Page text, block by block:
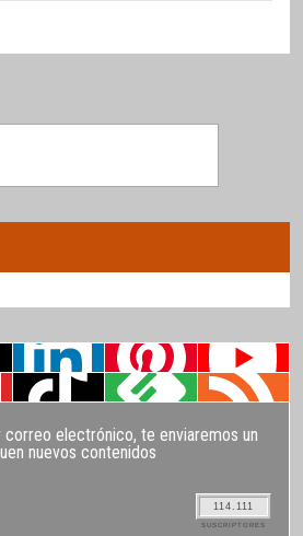
electrónico, te enviaremos un
nuevos contenidos
114.111
SUSCRIPTORES